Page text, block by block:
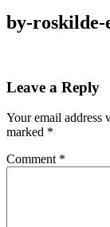
by-
Leave a Reply
Your email address
marked *
Comment *